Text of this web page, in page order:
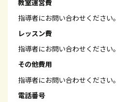
教室運営費
指導者にお問い合わせください。
レッスン費
指導者にお問い合わせください。
その他費用
指導者にお問い合わせください。
電話番号